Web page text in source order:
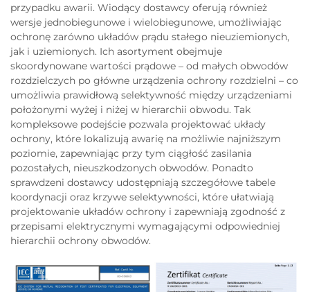
przypadku awarii. Wiodący dostawcy oferują również
wersje jednobiegunowe i wielobiegunowe, umożliwiając
ochronę zarówno układów prądu stałego nieuziemionych,
jak i uziemionych. Ich asortyment obejmuje
skoordynowane wartości prądowe – od małych obwodów
rozdzielczych po główne urządzenia ochrony rozdzielni – co
umożliwia prawidłową selektywność między urządzeniami
położonymi wyżej i niżej w hierarchii obwodu. Tak
kompleksowe podejście pozwala projektować układy
ochrony, które lokalizują awarię na możliwie najniższym
poziomie, zapewniając przy tym ciągłość zasilania
pozostałych, nieuszkodzonych obwodów. Ponadto
sprawdzeni dostawcy udostępniają szczegółowe tabele
koordynacji oraz krzywe selektywności, które ułatwiają
projektowanie układów ochrony i zapewniają zgodność z
przepisami elektrycznymi wymagającymi odpowiedniej
hierarchii ochrony obwodów.